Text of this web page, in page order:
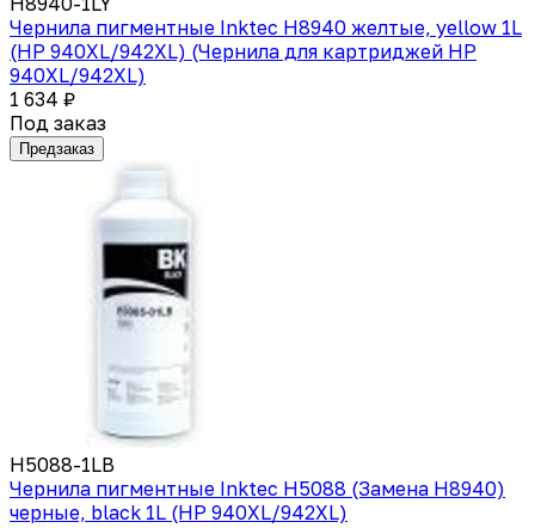
Чернила пигментные Inktec H8940 желтые, yellow 1L
(HP 940XL/942XL) (Чернила для картриджей HP
940XL/942XL)
1 634 ₽
Под заказ
Предзаказ
H5088-1LB
Чернила пигментные Inktec H5088 (Замена H8940)
черные, black 1L (HP 940XL/942XL)